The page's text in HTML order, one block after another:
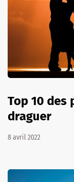
Top 10 des
draguer
8 avril 2022